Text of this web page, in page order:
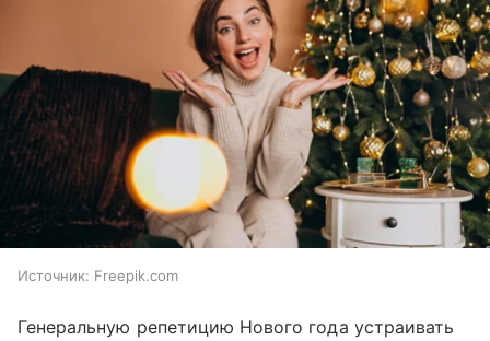
Источник: Freepik.com
Генеральную репетицию Нового года устраивать